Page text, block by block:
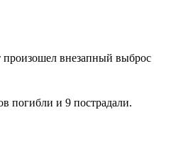
внезапный выброс
погибли и 9 пострадали.